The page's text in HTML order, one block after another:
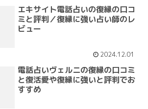
エキサイト電話占いの復縁の口コ
ミと評判／復縁に強い占い師のレ
ビュー
2024.12.01
電話占いヴェルニの復縁の口コミ
と復活愛や復縁に強いと評判でお
すすめ